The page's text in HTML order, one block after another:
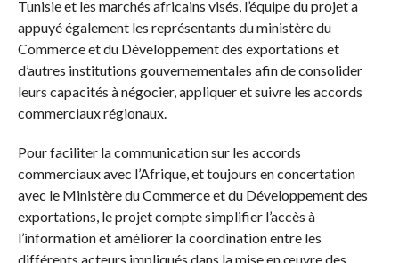
Tunisie et les marchés africains visés, l’équipe du projet a
appuyé également les représentants du ministère du
Commerce et du Développement des exportations et
d’autres institutions gouvernementales afin de consolider
leurs capacités à négocier, appliquer et suivre les accords
commerciaux régionaux.
Pour faciliter la communication sur les accords
commerciaux avec l’Afrique, et toujours en concertation
avec le Ministère du Commerce et du Développement des
exportations, le projet compte simplifier l’accès à
l’information et améliorer la coordination entre les
différents acteurs impliqués dans la mise en œuvre des